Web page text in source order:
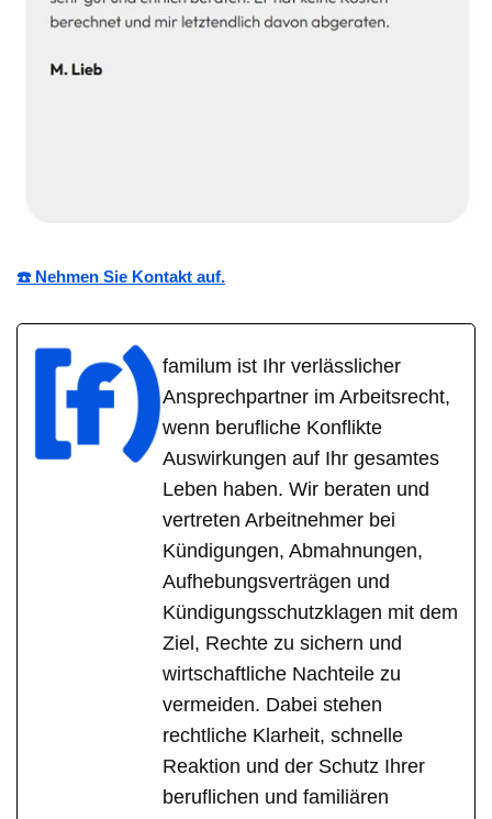
☎️ Nehmen Sie Kontakt auf.
familum ist Ihr verlässlicher
Ansprechpartner im Arbeitsrecht,
wenn berufliche Konflikte
Auswirkungen auf Ihr gesamtes
Leben haben. Wir beraten und
vertreten Arbeitnehmer bei
Kündigungen, Abmahnungen,
Aufhebungsverträgen und
Kündigungsschutzklagen mit dem
Ziel, Rechte zu sichern und
wirtschaftliche Nachteile zu
vermeiden. Dabei stehen
rechtliche Klarheit, schnelle
Reaktion und der Schutz Ihrer
beruflichen und familiären